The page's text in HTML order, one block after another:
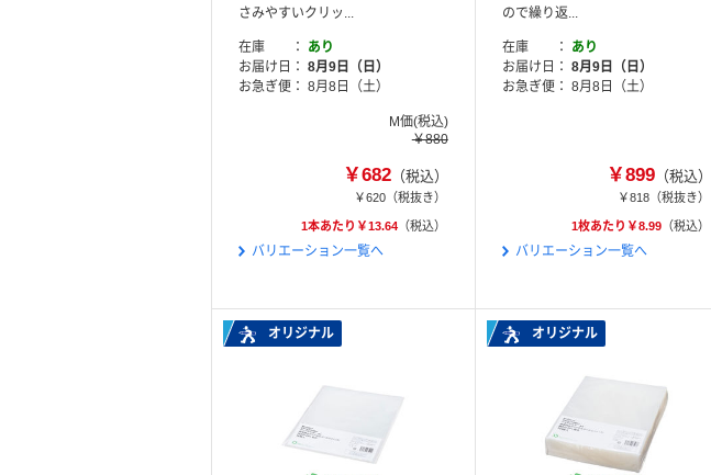
さみやすいクリッ...
在庫
あり
お届け日
8月9日（日）
お急ぎ便
8月8日（土）
M価(税込)
￥880
￥682（税込）
￥620（税抜き）
1本あたり￥13.64（税込）
バリエーション一覧へ
ので繰り返...
在庫
あり
お届け日
8月9日（日）
お急ぎ便
8月8日（土）
￥899（税込）
￥818（税抜き）
1枚あたり￥8.99（税込）
バリエーション一覧へ
オリジナル オリジナル